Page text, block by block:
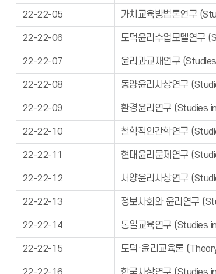
22-22-05 가치교육방법론연구
22-22-06 도덕윤리수업모델연구
22-22-07 윤리과교재연구
22-22-08 동양윤리사상연구
22-22-09 환경윤리연구 (Studies
22-22-10 철학적인간학연구
22-22-11 현대윤리문제연구
22-22-12 서양윤리사상연구
22-22-13 정보사회와 윤리연구
22-22-14 통일교육연구 (Studies
22-22-15 도덕·윤리교육론